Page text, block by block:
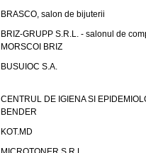
BRASCO, salon de bijuterii
BRIZ-GRUPP S.R.L. - salonul de
MORSCOI BRIZ
BUSUIOC S.A.
CENTRUL DE IGIENA SI
BENDER
KOT.MD